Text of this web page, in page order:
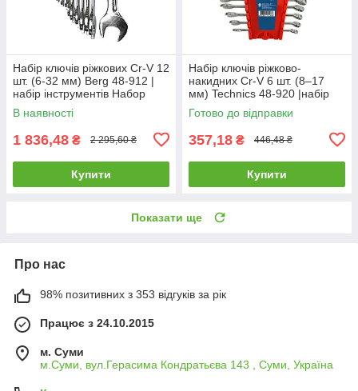
Набір ключів ріжкових Cr-V 12
шт. (6-32 мм) Berg 48-912 |
набір інструментів Набор
ключей рожковых Cr-V 12 шт.
(6-32 мм) Berg
В наявності
1 836,48 ₴ 2 295,60 ₴
Купити
Набір ключів ріжково-
накидних Cr-V 6 шт. (8–17
мм) Technics 48-920 |набір
інструментів Набор ключей
рожково-накидных Cr-V 6 шт.
Готово до відправки
357,18 ₴ 446,48 ₴
Купити
Показати ще
Про нас
98% позитивних з 353 відгуків за рік
Працює з 24.10.2015
м. Суми
м.Суми, вул.Герасима Кондратьєва 143 , Суми, Україна